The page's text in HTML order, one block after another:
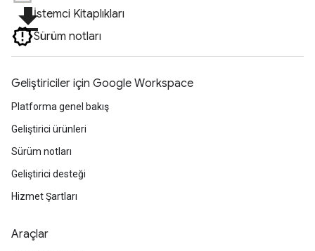
file_downloadİstemci Kitaplıkları
Sürüm notları
Geliştiriciler için Google Workspace
Platforma genel bakış
Geliştirici ürünleri
Sürüm notları
Geliştirici desteği
Hizmet Şartları
Araçlar